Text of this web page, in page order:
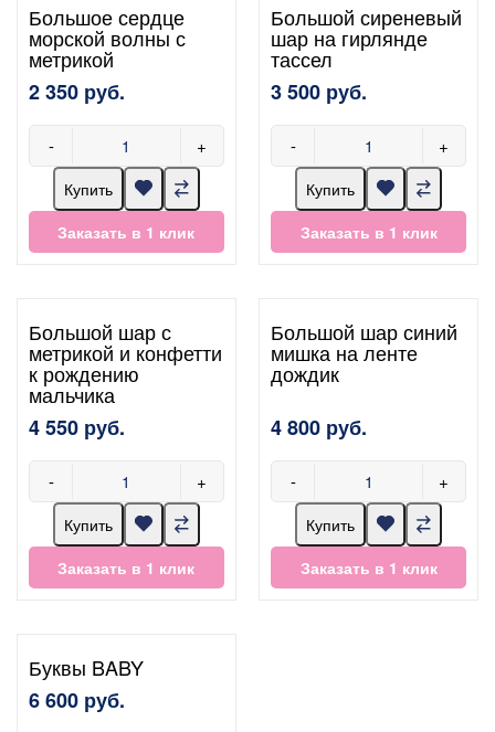
Большое сердце
морской волны с
метрикой
2 350 руб.
- +
Купить
Заказать в 1 клик
Большой сиреневый
шар на гирлянде
тассел
3 500 руб.
- +
Купить
Заказать в 1 клик
Большой шар с
метрикой и конфетти
к рождению
мальчика
4 550 руб.
- +
Купить
Заказать в 1 клик
Большой шар синий
мишка на ленте
дождик
4 800 руб.
- +
Купить
Заказать в 1 клик
Буквы BABY
6 600 руб.